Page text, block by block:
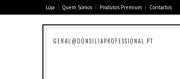
Loja Quem Somos Produtos Premium Contactos
GERAL@DONSILIAPROFESSIONAL.PT